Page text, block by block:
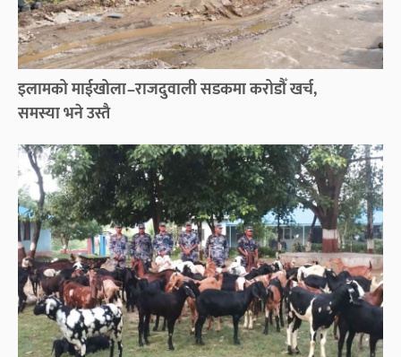
इलामको माईखोला–राजदुवाली सडकमा करोडौँ खर्च,
समस्या भने उस्तै